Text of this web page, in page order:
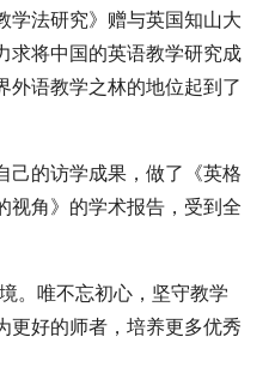
学法研究》赠与英国知山大
求将中国的英语教学研究成
外语教学之林的地位起到了
己的访学成果，做了《英格
角》的学术报告，受到全
。唯不忘初心，坚守教学
更好的师者，培养更多优秀